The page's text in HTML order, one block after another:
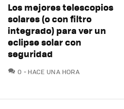
Los mejores telescopios
solares (o con filtro
integrado) para ver un
eclipse solar con
seguridad
0 COMENTARIOS
HACE UNA HORA